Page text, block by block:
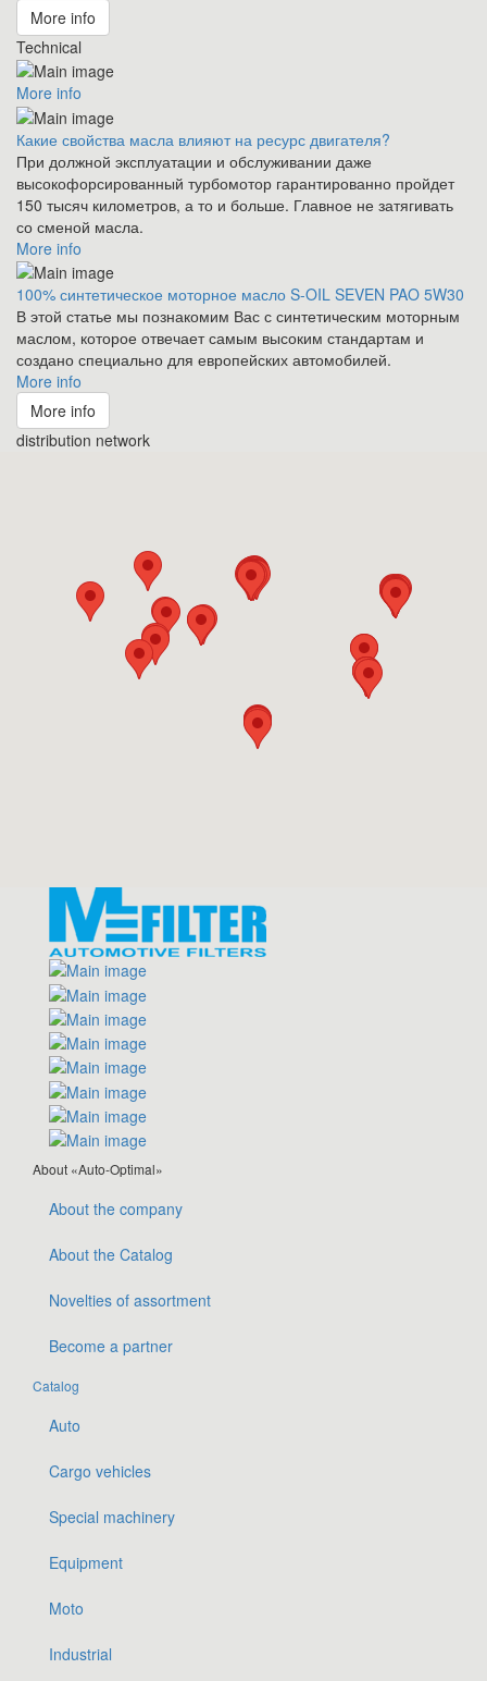
More info
Technical
More info
Какие свойства масла влияют на ресурс двигателя?
При должной эксплуатации и обслуживании даже
высокофорсированный турбомотор гарантированно пройдет
150 тысяч километров, а то и больше. Главное не затягивать
со сменой масла.
More info
100% синтетическое моторное масло S-OIL SEVEN PAO 5W30
В этой статье мы познакомим Вас с синтетическим моторным
маслом, которое отвечает самым высоким стандартам и
создано специально для европейских автомобилей.
More info
More info
distribution network
About «Auto-Optimal»
About the company
About the Catalog
Novelties of assortment
Become a partner
Catalog
Auto
Cargo vehicles
Special machinery
Equipment
Moto
Industrial